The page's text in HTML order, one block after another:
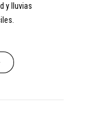
y lluvias